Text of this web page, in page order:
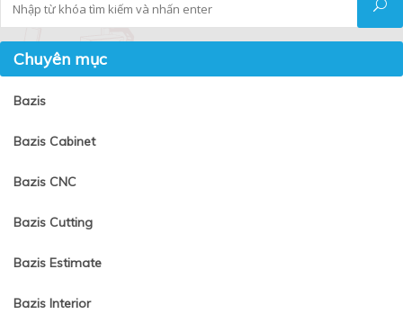
Chuyên mục
Bazis
Bazis Cabinet
Bazis CNC
Bazis Cutting
Bazis Estimate
Bazis Interior